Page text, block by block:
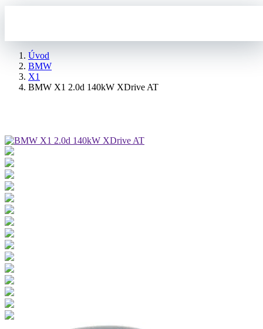
Úvod
BMW
X1
BMW X1 2.0d 140kW XDrive AT